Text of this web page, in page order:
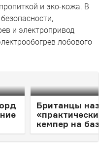
и эко-кожа. В
и электропривод
лобового
Британцы
кемпер на